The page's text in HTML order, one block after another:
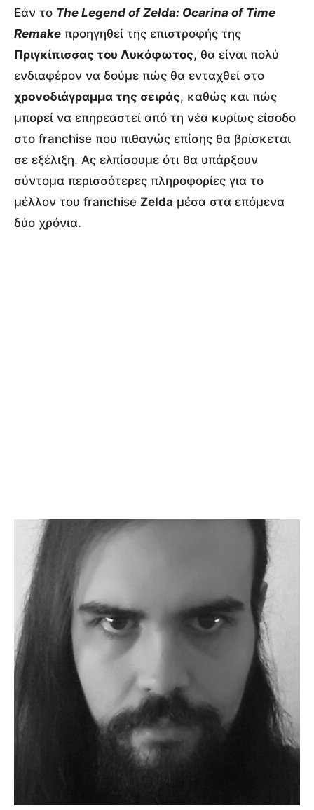
Εάν το The Legend of Zelda: Ocarina of Time
Remake προηγηθεί της επιστροφής της
Πριγκίπισσας του Λυκόφωτος, θα είναι πολύ
ενδιαφέρον να δούμε πώς θα ενταχθεί στο
χρονοδιάγραμμα της σειράς, καθώς και πώς
μπορεί να επηρεαστεί από τη νέα κυρίως είσοδο
στο franchise που πιθανώς επίσης θα βρίσκεται
σε εξέλιξη. Ας ελπίσουμε ότι θα υπάρξουν
σύντομα περισσότερες πληροφορίες για το
μέλλον του franchise Zelda μέσα στα επόμενα
δύο χρόνια.